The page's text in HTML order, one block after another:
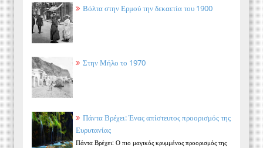
Βόλτα στην Ερμού την δεκαετία του 1900
Στην Μήλο το 1970
Πάντα Βρέχει: Ένας απίστευτος προορισμός της
Ευρυτανίας
Πάντα Βρέχει: Ο πιο μαγικός κρυμμένος προορισμός της